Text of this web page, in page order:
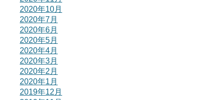
2020年10月
2020年7月
2020年6月
2020年5月
2020年4月
2020年3月
2020年2月
2020年1月
2019年12月